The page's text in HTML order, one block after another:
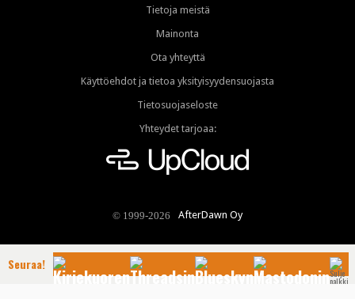
Tietoja meistä
Mainonta
Ota yhteyttä
Käyttöehdot ja tietoa yksityisyydensuojasta
Tietosuojaseloste
Yhteydet tarjoaa:
© 1999-2026 AfterDawn Oy
Seuraa!